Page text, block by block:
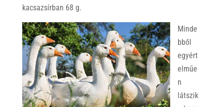
kacsazsírban 68 g.
Minde
bből
egyért
elműe
n
látszik